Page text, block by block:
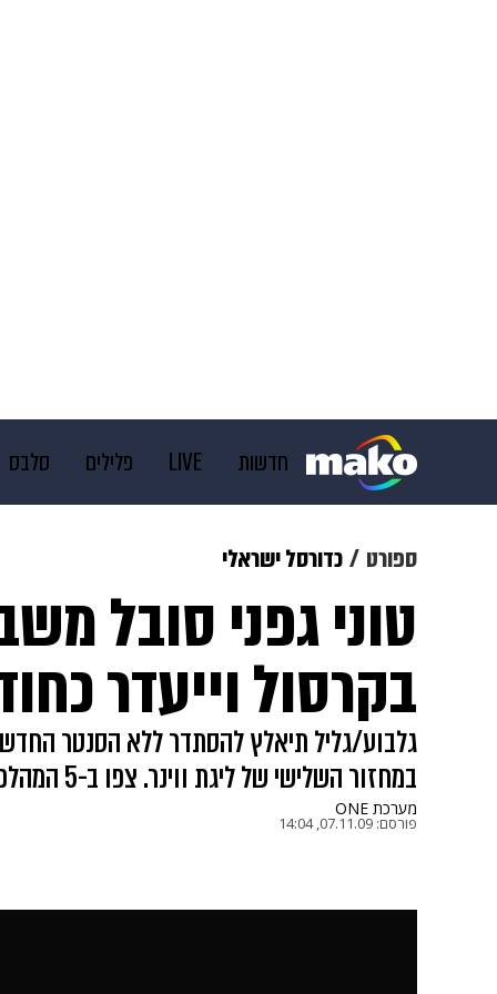
חדשות LIVE פלילים סלבס
תרבות
גאווה ויוה משפט תשעה
ספורט כדורסל ישראלי
טוני גפני סובל
בקרסול וייעדר
במחזור השלישי של ליגת ווינר. צפו ב-5 המהלכים הבולטים במחזור האחרון
מערכת ONE
פורסם: 07.11.09, 14:04